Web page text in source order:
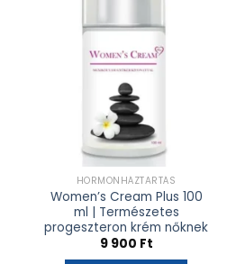
HORMONHÁZTARTÁS
Women’s Cream Plus 100
ml | Természetes
progeszteron krém nőknek
9 900 Ft